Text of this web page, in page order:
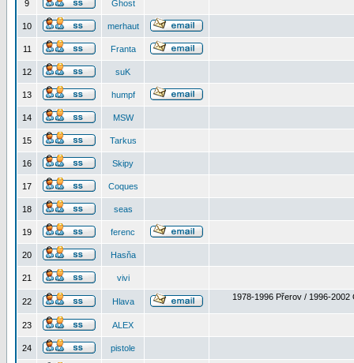
9 Ghost
10 merhaut
11 Franta
12 suK
13 humpf
14 MSW
15 Tarkus
16 Skipy
17 Coques
18 seas
19 ferenc
20 Hasňa
21 vivi
22 Hlava 1978-1996 Přerov / 1996-2002
23 ALEX
24 pistole